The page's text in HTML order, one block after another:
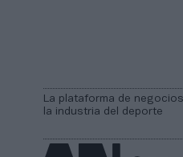
La plataforma de
la industria del deporte